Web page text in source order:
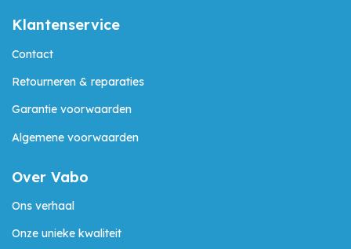
Klantenservice
Contact
Retourneren & reparaties
Garantie voorwaarden
Algemene voorwaarden
Over Vabo
Ons verhaal
Onze unieke kwaliteit